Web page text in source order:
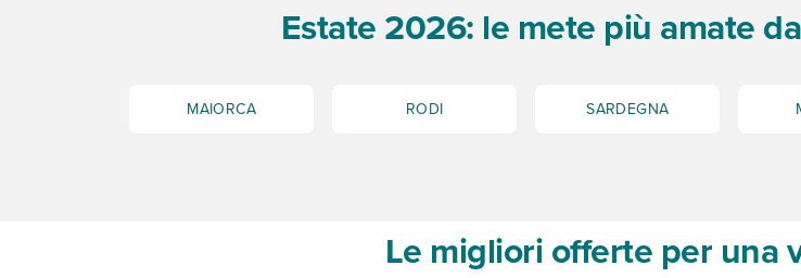
Estate 2026: le mete più amate
MAIORCA RODI SARDEGNA
Le migliori offerte per una